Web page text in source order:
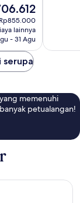
lainnya
- 31 Agu
serupa
memenuhi
petualangan!